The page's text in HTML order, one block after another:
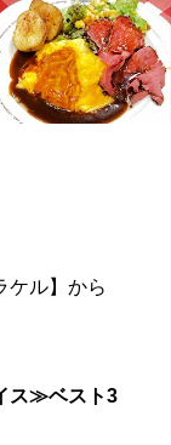
ケル】から
ス≫ベスト3